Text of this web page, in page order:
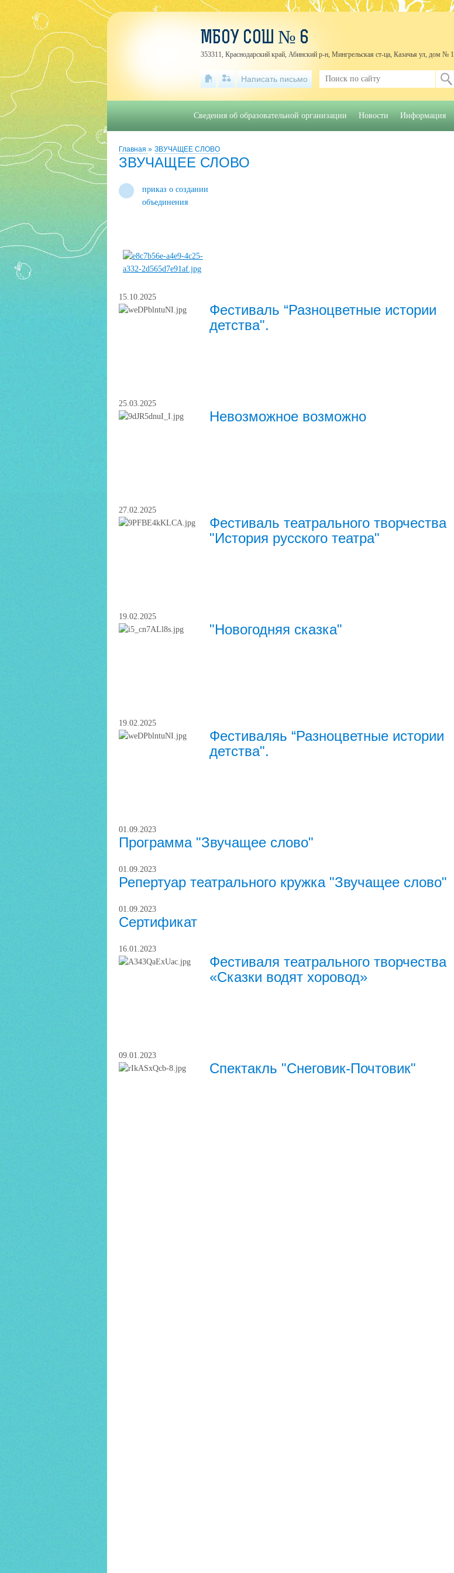
Главная » ЗВУЧАЩЕЕ СЛОВО
ЗВУЧАЩЕЕ СЛОВО
приказ о создании
объединения
15.10.2025
Фестиваль “Разноцветные истории
детства".
25.03.2025
Невозможное возможно
27.02.2025
Фестиваль театрального творчества
"История русского театра"
19.02.2025
"Новогодняя сказка"
19.02.2025
Фестиваляь “Разноцветные истории
детства".
01.09.2023
Программа "Звучащее слово"
01.09.2023
Репертуар театрального кружка "Звучащее слово"
01.09.2023
Сертификат
16.01.2023
Фестиваля театрального творчества
«Сказки водят хоровод»
09.01.2023
Спектакль "Снеговик-Почтовик"
МБОУ СОШ № 6
353311, Краснодарский край, Абинский р-н, Мингрельская ст-ца, Казачья ул, дом № 1
Написать письмо
Сведения об образовательной организации Новости Информация